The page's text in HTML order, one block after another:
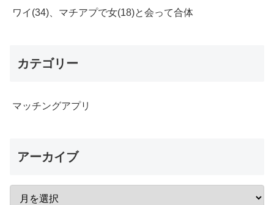
ワイ(34)、マチアプで女(18)と会って合体
カテゴリー
マッチングアプリ
アーカイブ